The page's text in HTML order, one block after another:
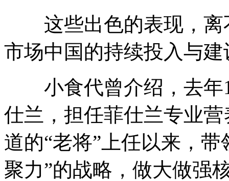
这些出色的表现，离
市场中国的持续投入与建
小食代曾介绍，去年
仕兰，担任菲仕兰专业
道的“老将”上任以来，
聚力”的战略，做大做强